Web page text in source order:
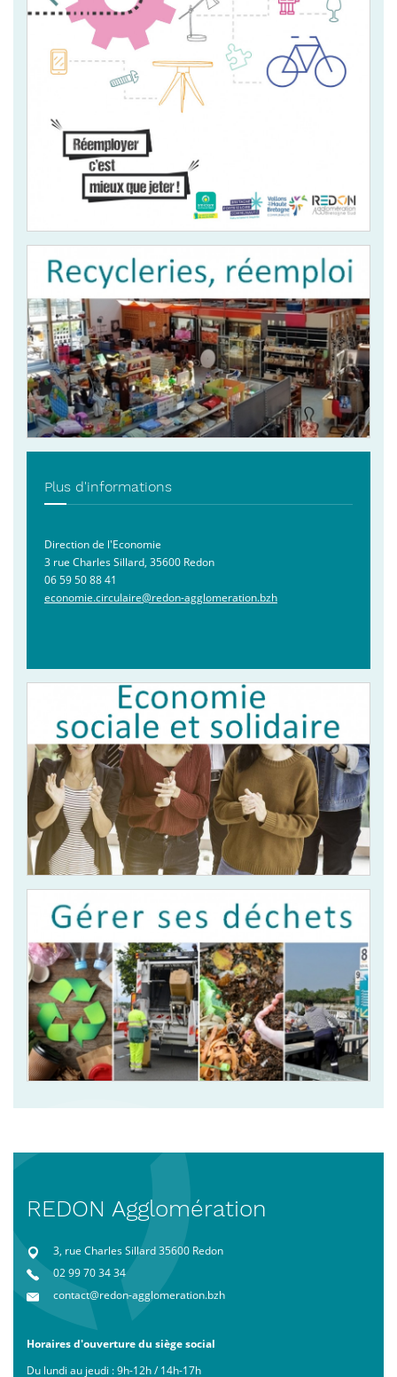
Plus d'informations
Direction de l'Economie
3 rue Charles Sillard, 35600 Redon
06 59 50 88 41
economie.circulaire@redon-agglomeration.bzh
REDON Agglomération
3, rue Charles Sillard 35600 Redon
02 99 70 34 34
contact@redon-agglomeration.bzh
Horaires d'ouverture du siège social
Du lundi au jeudi : 9h-12h / 14h-17h